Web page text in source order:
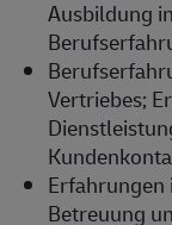
Ausbildung
Vertriebes;
Erfahrungen
Betreuung